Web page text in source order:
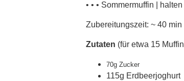
• • • Sommermuffin |
Zubereitungszeit: ~ 40
Zutaten (für etwa 15
70g Zucker
115g Erdbeerjoghurt